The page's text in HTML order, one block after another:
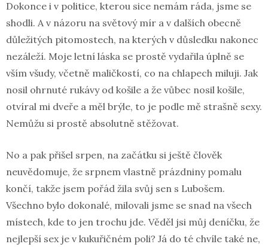
Dokonce i v politice, kterou sice nemám ráda, jsme se
shodli. A v názoru na světový mír a v dalších obecně
důležitých pitomostech, na kterých v důsledku nakonec
nezáleží. Moje letní láska se prostě vydařila úplně se
vším všudy, včetně maličkostí, co na chlapech miluji. Jak
nosil ohrnuté rukávy od košile a že vůbec nosil košile,
otvíral mi dveře a měl brýle, to je podle mě strašně sexy.
Nemůžu si prostě absolutně stěžovat.
No a pak přišel srpen, na začátku si ještě člověk
neuvědomuje, že srpnem vlastně prázdniny pomalu
končí, takže jsem pořád žila svůj sen s Lubošem.
Všechno bylo dokonalé, milovali jsme se snad na všech
místech, kde to jen trochu jde. Věděl jsi můj deníčku, že
nejlepší sex je v kukuřičném poli? Já do té chvíle také ne,